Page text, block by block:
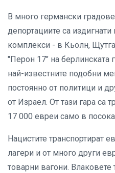
В много германски
депортациите са
комплекси - в Кьолн,
"Перон 17" на берлинската
най-известните подобни
постоянно от политици и
от Израел. От тази гара са
17 000 евреи само в
Нацистите транспортират
лагери и от много други
товарни вагони. Влаковете